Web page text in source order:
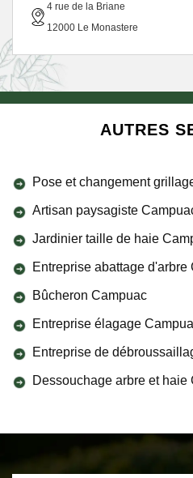
4 rue de la Briane
12000 Le Monastere
AUTRES
Pose et changement
Artisan paysagiste
Jardinier taille de haie
Entreprise abattage d'arbre
Bûcheron Campuac
Entreprise élagage
Entreprise de
Dessouchage arbre et haie